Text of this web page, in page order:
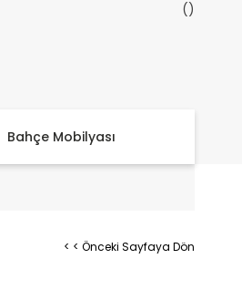
Bahçe Mobilyası
< < Önceki Sayfaya Dön